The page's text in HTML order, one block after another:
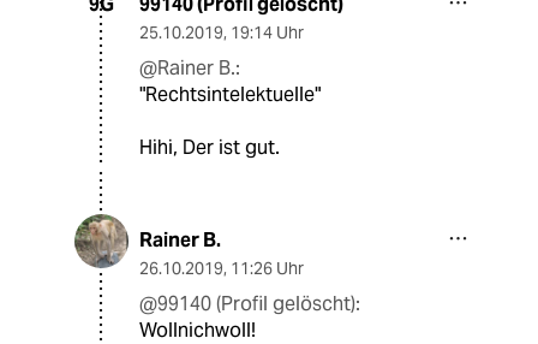
25.10.2019, 19:14 Uhr
@Rainer B.:
"Rechtsintelektuelle"
Hihi, Der ist gut.
Rainer B.
26.10.2019, 11:26 Uhr
@99140 (Profil gelöscht):
Wollnichwoll!